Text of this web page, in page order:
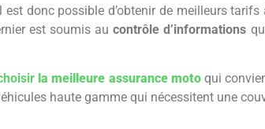
donc possible d’obtenir de meilleurs
est soumis au contrôle d’informations
la meilleure assurance moto qui
haute gamme qui nécessitent une